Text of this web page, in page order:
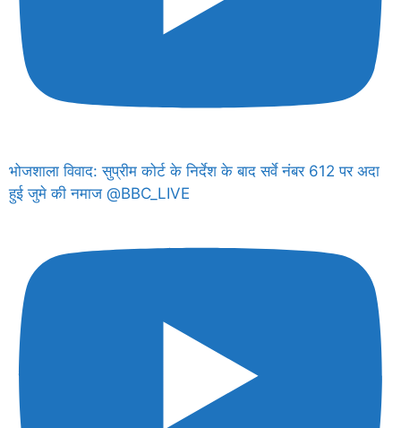
भोजशाला विवाद: सुप्रीम कोर्ट के निर्देश के बाद सर्वे नंबर 612 पर अदा
हुई जुमे की नमाज @BBC_LIVE